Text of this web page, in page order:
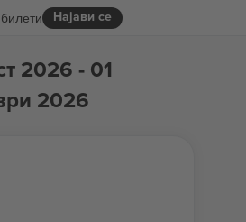
Најави се
2026 - 01
2026